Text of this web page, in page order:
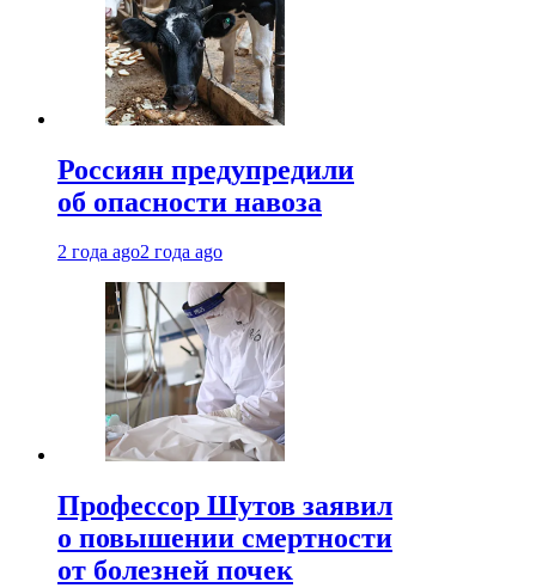
Россиян предупредили
об опасности навоза
2 года ago2 года ago
Профессор Шутов заявил
о повышении смертности
от болезней почек